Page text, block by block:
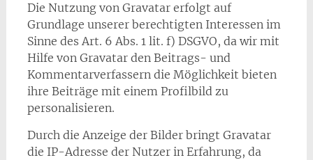
Die Nutzung von Gravatar erfolgt auf
Grundlage unserer berechtigten Interessen im
Sinne des Art. 6 Abs. 1 lit. f) DSGVO, da wir mit
Hilfe von Gravatar den Beitrags- und
Kommentarverfassern die Möglichkeit bieten
ihre Beiträge mit einem Profilbild zu
personalisieren.
Durch die Anzeige der Bilder bringt Gravatar
die IP-Adresse der Nutzer in Erfahrung, da